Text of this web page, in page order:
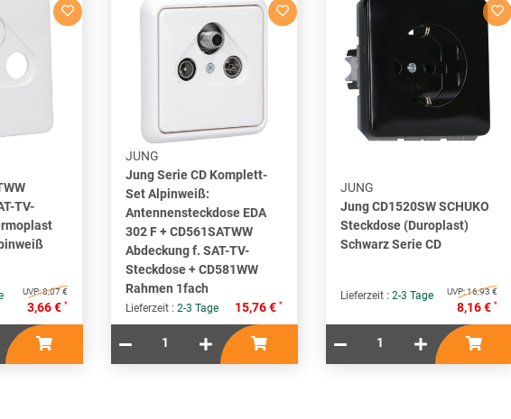
TV-
UVP:8,07 €
3,66 € *
JUNG
Jung Serie CD Komplett-
Set Alpinweiß:
Antennensteckdose EDA
302 F + CD561SATWW
Abdeckung f. SAT-TV-
Steckdose + CD581WW
Rahmen 1fach
Lieferzeit : 2-3 Tage 15,76 € *
JUNG
Jung CD1520SW SCHUKO
Steckdose (Duroplast)
Schwarz Serie CD
Lieferzeit : 2-3 Tage UVP:16,93 €
8,16 € *